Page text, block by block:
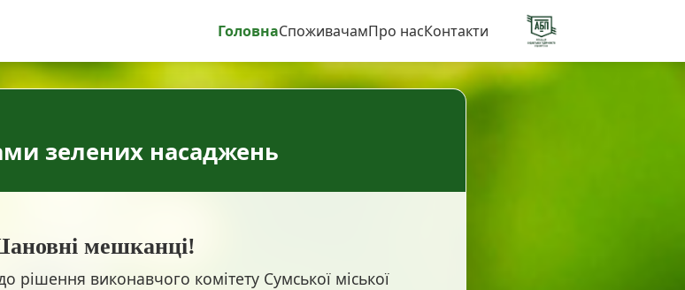
ГоловнаСпоживачамПро насКонтакти
зелених насаджень
мешканці!
виконавчого комітету Сумської міської